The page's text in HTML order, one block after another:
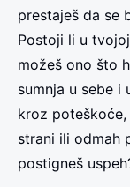
prestaješ da se
Postoji li u
možeš ono što
sumnja u sebe i
kroz
strani ili odmah
postigneš